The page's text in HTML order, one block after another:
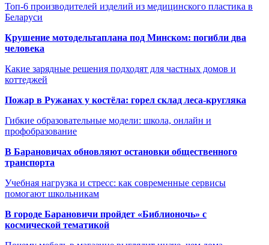
Топ-6 производителей изделий из медицинского пластика в
Беларуси
Крушение мотодельтаплана под Минском: погибли два
человека
Какие зарядные решения подходят для частных домов и
коттеджей
Пожар в Ружанах у костёла: горел склад леса-кругляка
Гибкие образовательные модели: школа, онлайн и
профобразование
В Барановичах обновляют остановки общественного
транспорта
Учебная нагрузка и стресс: как современные сервисы
помогают школьникам
В городе Барановичи пройдет «Библионочь» с
космической тематикой